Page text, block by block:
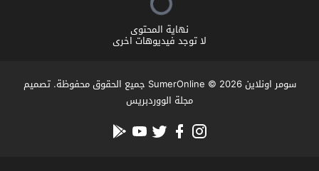
نهاية المحتوى
لا توجد فيديوهات اخرى
سومر اونلاين SumerOnline© 2026 جميع الحقوق محفوظة. تصميم
مجلة الووردبريس